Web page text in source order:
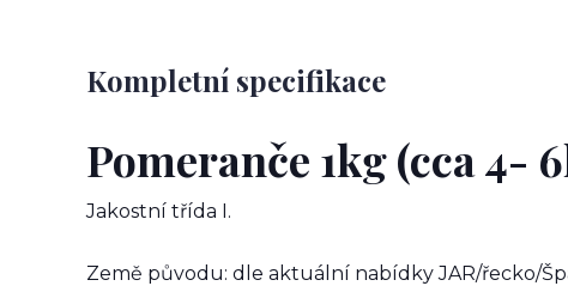
Kompletní specifikace
Pomeranče 1kg (cca 4-
Jakostní třída I.
Země původu: dle aktuální nabídky JAR/řecko/